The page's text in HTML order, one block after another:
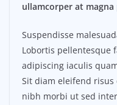
ullamcorper at
Suspendisse
Lobortis pellentesque
adipiscing iaculis
Sit diam eleifend risus
nibh morbi ut sed